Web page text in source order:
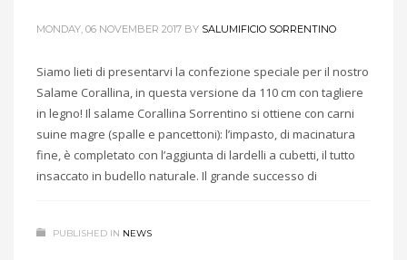
MONDAY, 06 NOVEMBER 2017 BY SALUMIFICIO SORRENTINO
Siamo lieti di presentarvi la confezione speciale per il nostro
Salame Corallina, in questa versione da 110 cm con tagliere
in legno! Il salame Corallina Sorrentino si ottiene con carni
suine magre (spalle e pancettoni): l’impasto, di macinatura
fine, è completato con l’aggiunta di lardelli a cubetti, il tutto
insaccato in budello naturale. Il grande successo di
PUBLISHED IN NEWS